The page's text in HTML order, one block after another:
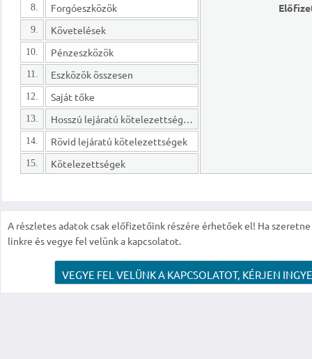
8. Forgóeszközök
9. Követelések
10. Pénzeszközök
11. Eszközök összesen
12. Saját tőke
13. Hosszú lejáratú kötelezettségek
14. Rövid lejáratú kötelezettségek
15. Kötelezettségek
A részletes adatok csak előfizetőink részére érhetőek el! Ha
linkre és vegye fel velünk a kapcsolatot.
VEGYE FEL VELÜNK A KAPCSOLATOT, KÉRJEN